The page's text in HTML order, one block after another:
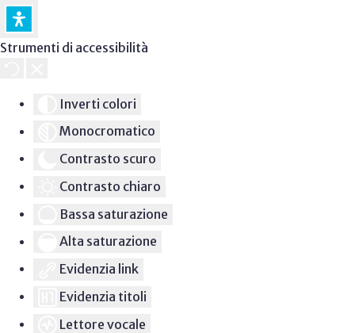
Strumenti di accessibilità
Inverti colori
Monocromatico
Contrasto scuro
Contrasto chiaro
Bassa saturazione
Alta saturazione
Evidenzia link
Evidenzia titoli
Lettore vocale